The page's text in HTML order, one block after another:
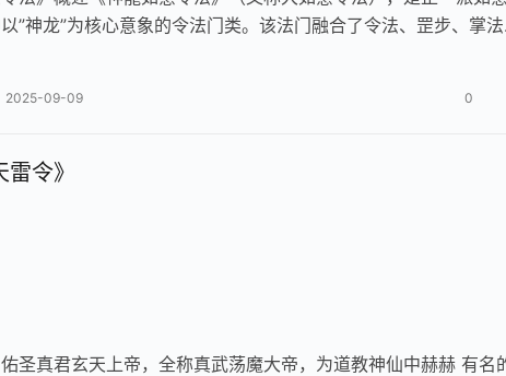
”神龙”为核心意象的令法门类。该法门融合了令法、罡步、掌法
2025-09-09 0
令》
圣真君玄天上帝，全称真武荡魔大帝，为道教神仙中赫赫 有名